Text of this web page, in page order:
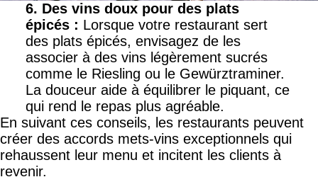
6. Des vins doux pour des plats
épicés : Lorsque votre restaurant sert
des plats épicés, envisagez de les
associer à des vins légèrement sucrés
comme le Riesling ou le Gewürztraminer.
La douceur aide à équilibrer le piquant, ce
qui rend le repas plus agréable.
En suivant ces conseils, les restaurants peuvent
créer des accords mets-vins exceptionnels qui
rehaussent leur menu et incitent les clients à
revenir.